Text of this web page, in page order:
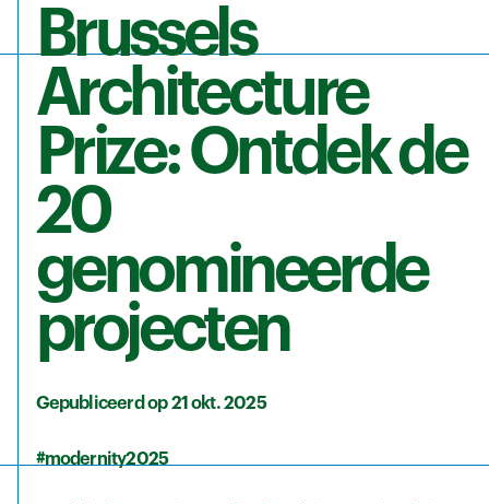
Brussels
Architecture
Prize: Ontdek de
20
genomineerde
projecten
Gepubliceerd op 21 okt. 2025
#modernity2025